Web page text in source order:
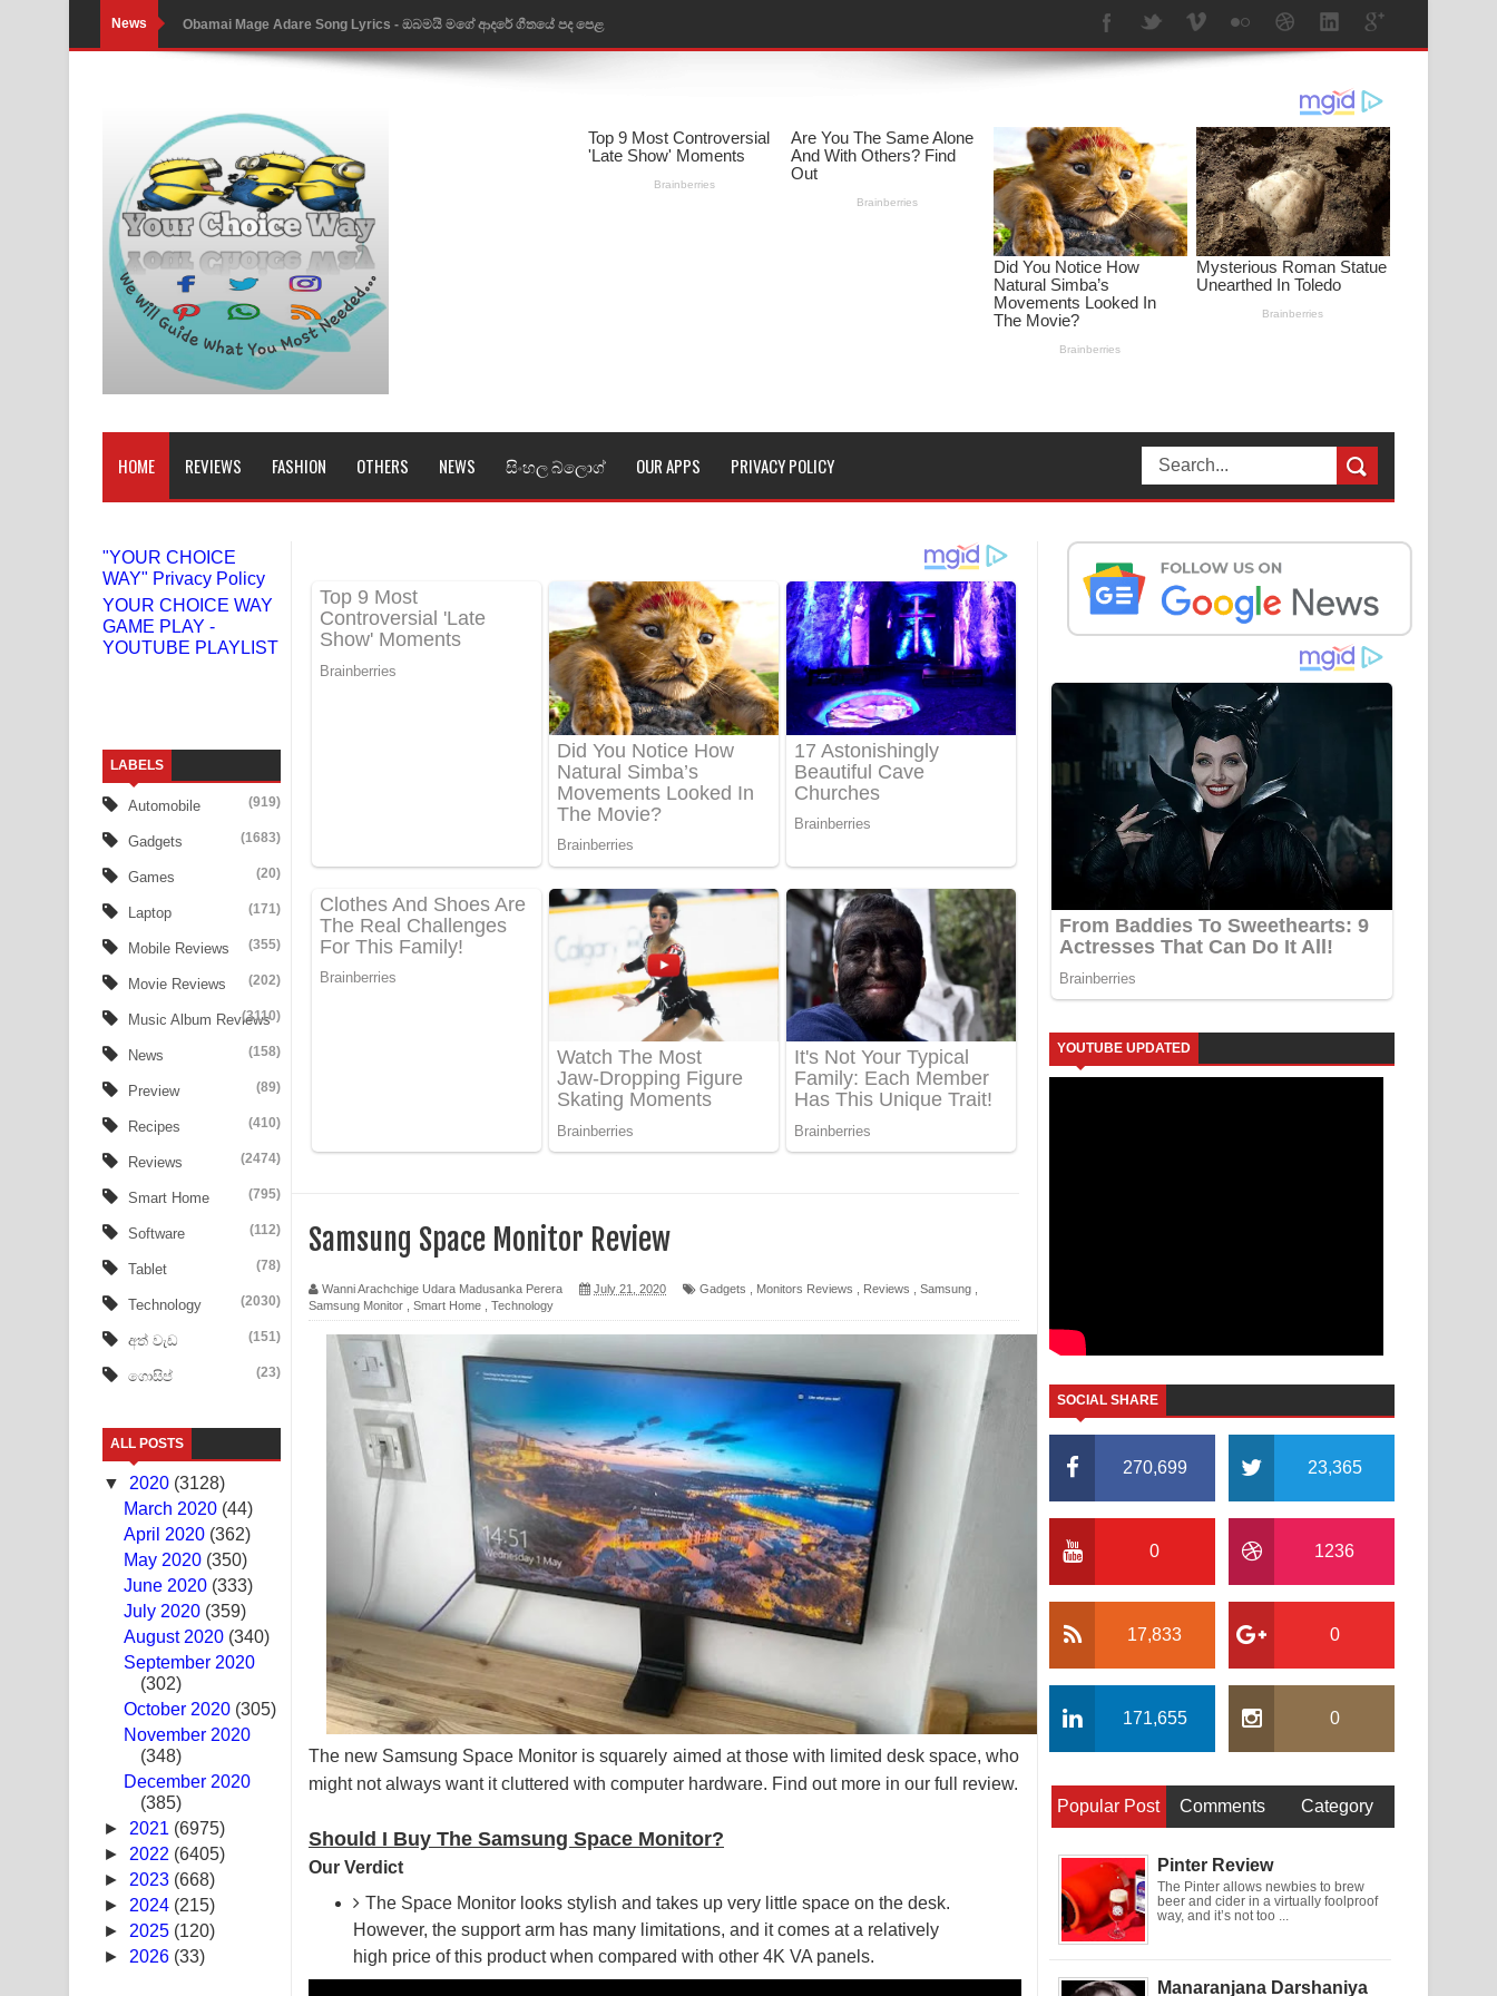
News Obamai Mage Adare Song Lyrics - ඔබමයි මගේ ආදරේ ගීතයේ පද පෙළ
Pansal Gihin Song Lyrics - පන්සල් ගිහිං ගීතයේ පද පෙළ
Ankeliya Song Lyrics - අංකෙළිය ගීතයේ පද පෙළ
DEAR GOD Song Lyrics - ඩියර් ගෝඩ් ගීතයේ පද පෙළ
MANAMALA KATHA Song Lyrics - මනමාල කතා ගීතයේ පද පෙළ
Dai Dai Lyrics - Shakira, Burna Boy | 2026 football world cup song lyrics
Lassana Amma Song Lyrics - ලස්සන අම්මා ගීතයේ පද පෙළ
Gemak Deela Song Lyrics - ගේමක් දීලා ගීතයේ පද පෙළ
Niwuna Numba Hinda Song Lyrics - නිවුනා නුඹ හින්දා ගීතයේ පද පෙළ
Benthara Palame Song Lyrics - බෙන්තර පාලමේ ගීතයේ පද පෙළ
Sanda Babalena Song Lyrics - සඳ බැබලෙන ගීතයේ පද පෙළ
Adare Wadi Nisa Song Lyrics - ආදරේ වැඩි නිසා ගීතයේ පද පෙළ
Tharu Yaye Dilena Song Lyrics - තරු යායේ දිලෙනා ගීතයේ පද පෙළ
Ow Man Sosa Song Lyrics - ඔව් මං සෝසා ගීතයේ පද පෙළ
Heavy Weight Song Lyrics
Aye Lanweela Song Lyrics - ආයේ ලංවීලා ගීතයේ පද පෙළ
FEVER DREAM Lyrics - Alex Warren
Apa Hamuwee Song Lyrics - අප හමුවී ගීතයේ පද පෙළ
PATHINIYE Song Lyrics - පතිනියනේ ගීතයේ පද පෙළ
Sorry Sir Song Lyrics - සොරි සර් ගීතයේ පද පෙළ
Mathaka Aluthin Liyanna Song Lyrics - මතක අලුතින් ලියන්න ගීතයේ පද පෙළ
Sandak Awith Song Lyrics - සඳක් ඇවිත් ගීතයේ පද පෙළ
Swetha Sande Song Lyrics - ශ්වේත සඳේ ගීතයේ පද පෙළ
Ma Igili Giya Lyrics - මා ඉගිලී ගියා ගීතයේ පද පෙළ
Ras Balan Song Lyrics - රැස් බලන් ගීතයේ පද පෙළ
Hoda sihiyen Song Lyrics - හොද සිහියෙන් ගීතයේ පද පෙළ
Awanken Song Lyrics - අවංකෙන් ගීතයේ පද පෙළ
Pa Sina Song Lyrics - පෑ සිනා ගීතයේ පද පෙළ
Pemwanthiye Song Lyrics - පෙම්වන්තියේ ගීතයේ පද පෙළ
Manobhawa Song Lyrics - මනෝභව ගීතයේ පද පෙළ
Akahe Indala Song Lyrics - ආකාහේ ඉඳලා ගීතයේ පද පෙළ
Saddeta Denna Song Lyrics - සද්දෙට දෙන්න ගීතයේ පද පෙළ
Kaalaya Song Lyrics - කාලය ගීතයේ පද පෙළ
Aramuna Song Lyrics - අරමුණ ගීතයේ පද පෙළ
HOME REVIEWS FASHION OTHERS NEWS සිංහල බ්ලොග් OUR APPS PRIVACY POLICY
"YOUR CHOICE
WAY" Privacy Policy
YOUR CHOICE WAY
GAME PLAY -
YOUTUBE PLAYLIST
LABELS
Automobile (919)
Gadgets (1683)
Games (20)
Laptop (171)
Mobile Reviews (355)
Movie Reviews (202)
Music Album Reviews
(3110)
News (158)
Preview (89)
Recipes (410)
Reviews (2474)
Smart Home (795)
Software (112)
Tablet (78)
Technology (2030)
අත් වැඩ (151)
ගොසිප් (23)
ALL POSTS
▼ 2020 (3128)
March 2020 (44)
April 2020 (362)
May 2020 (350)
June 2020 (333)
July 2020 (359)
August 2020 (340)
September 2020
(302)
October 2020 (305)
November 2020
(348)
December 2020
(385)
► 2021 (6975)
► 2022 (6405)
► 2023 (668)
► 2024 (215)
► 2025 (120)
► 2026 (33)
Samsung Space Monitor Review
Wanni Arachchige Udara Madusanka Perera July 21, 2020 Gadgets Monitors Reviews Reviews Samsung
Samsung Monitor
Smart Home Technology
The new Samsung Space Monitor is squarely aimed at those with limited desk space, who
might not always want it cluttered with computer hardware. Find out more in our full review.
Should I Buy The Samsung Space Monitor?
Our Verdict
The Space Monitor looks stylish and takes up very little space on the desk.
However, the support arm has many limitations, and it comes at a relatively
high price of this product when compared with other 4K VA panels.
YOUTUBE UPDATED
SOCIAL SHARE
270,699 23,365
0 1236
17,833 0
171,655 0
Popular Post Comments Category
Pinter Review
The Pinter allows newbies to brew
beer and cider in a virtually foolproof
way, and it’s not too ...
Manaranjana Darshaniya